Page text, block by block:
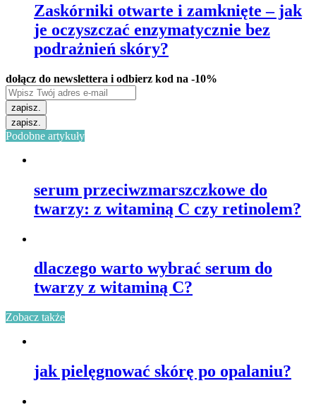
Zaskórniki otwarte i zamknięte – jak
je oczyszczać enzymatycznie bez
podrażnień skóry?
dołącz do newslettera i odbierz kod na -10%
zapisz.
zapisz.
Podobne artykuły
serum przeciwzmarszczkowe do
twarzy: z witaminą C czy retinolem?
dlaczego warto wybrać serum do
twarzy z witaminą C?
Zobacz także
jak pielęgnować skórę po opalaniu?